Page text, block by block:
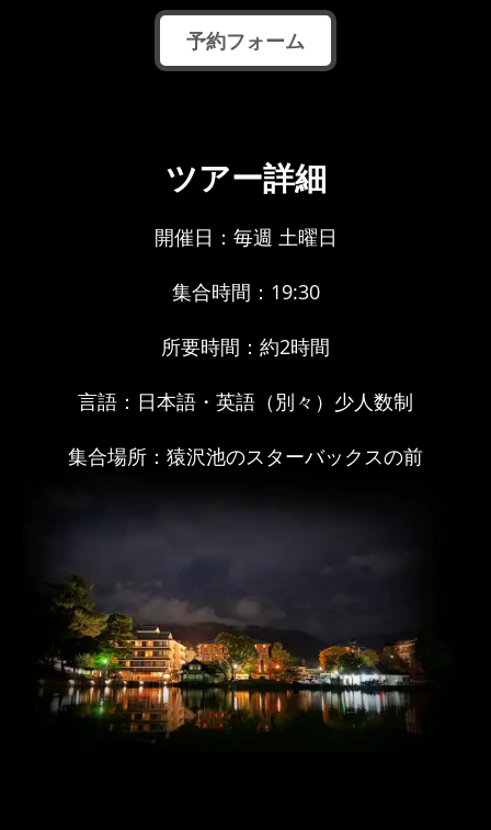
予約フォーム
ツアー詳細
開催日：毎週 土曜日
集合時間：19:30
所要時間：約2時間
言語：日本語・英語（別々）少人数制
集合場所：猿沢池のスターバックスの前